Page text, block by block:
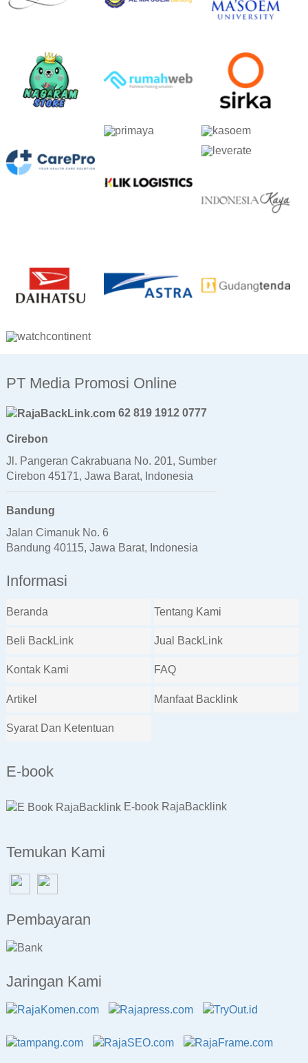
PT Media Promosi Online
62 819 1912 0777
Cirebon
Jl. Pangeran Cakrabuana No. 201, Sumber
Cirebon 45171, Jawa Barat, Indonesia
Bandung
Jalan Cimanuk No. 6
Bandung 40115, Jawa Barat, Indonesia
Informasi
Beranda Tentang Kami
Beli BackLink Jual BackLink
Kontak Kami FAQ
Artikel Manfaat Backlink
Syarat Dan Ketentuan
E-book
E-book RajaBacklink
Temukan Kami
Pembayaran
Jaringan Kami